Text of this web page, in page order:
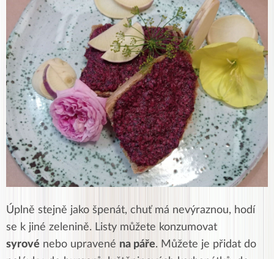
Úplně stejně jako špenát, chuť má nevýraznou, hodí
se k jiné zelenině. Listy můžete konzumovat
syrové nebo upravené na páře. Můžete je přidat do